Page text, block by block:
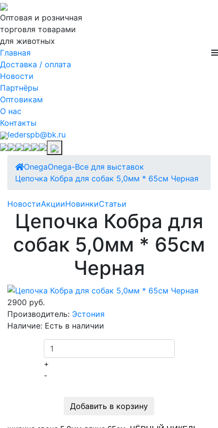
Оптовая и розничная
торговля товарами
для животных
Главная
Доставка / оплата
Новости
Партнёры
Оптовикам
О нас
Контакты
lederspb@bk.ru
OnegaOnega-Все для выставок
Цепочка Кобра для собак 5,0мм * 65см Черная
НовостиАкцииНовинкиСтатьи
Цепочка Кобра для
собак 5,0мм * 65см
Черная
2900 руб.
Производитель: Эстония
Наличие: Есть в наличии
+
-
Добавить в корзину